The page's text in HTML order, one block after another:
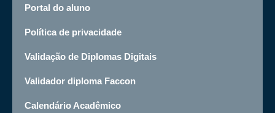
Portal do aluno
Política de privacidade
Validação de Diplomas Digitais
Validador diploma Faccon
Calendário Acadêmico